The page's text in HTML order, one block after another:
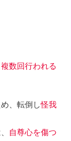
数回行われる
、転倒し怪我
自尊心を傷つ